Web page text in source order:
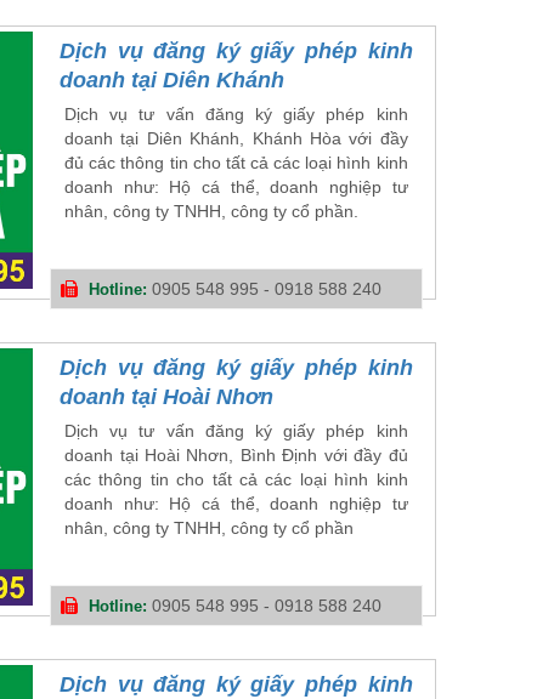
Dịch vụ đăng ký giấy phép kinh
doanh tại Diên Khánh
Dịch vụ tư vấn đăng ký giấy phép kinh
doanh tại Diên Khánh, Khánh Hòa với đầy
đủ các thông tin cho tất cả các loại hình kinh
doanh như: Hộ cá thể, doanh nghiệp tư
nhân, công ty TNHH, công ty cổ phần.
Hotline:0905 548 995 - 0918 588 240
Dịch vụ đăng ký giấy phép kinh
doanh tại Hoài Nhơn
Dịch vụ tư vấn đăng ký giấy phép kinh
doanh tại Hoài Nhơn, Bình Định với đầy đủ
các thông tin cho tất cả các loại hình kinh
doanh như: Hộ cá thể, doanh nghiệp tư
nhân, công ty TNHH, công ty cổ phần
Hotline:0905 548 995 - 0918 588 240
Dịch vụ đăng ký giấy phép kinh